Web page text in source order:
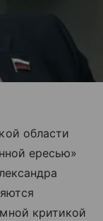
области
ересью»
критикой